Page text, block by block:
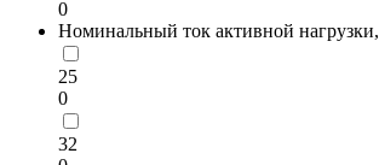
0
Номинальный ток активной
25
0
32